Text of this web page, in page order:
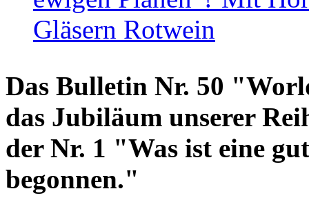
Gläsern Rotwein
Das Bulletin Nr. 50
das Jubiläum unserer
der Nr. 1 "Was ist eine
begonnen."